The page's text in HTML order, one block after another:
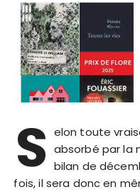
S elon toute
absorbé par la
bilan de
fois, il sera donc en